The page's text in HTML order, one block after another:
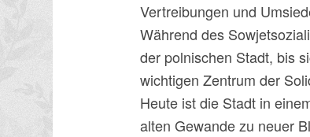
Vertreibungen und
Während des
der polnischen Stadt, bis
wichtigen Zentrum der
Heute ist die Stadt in
alten Gewande zu neuer